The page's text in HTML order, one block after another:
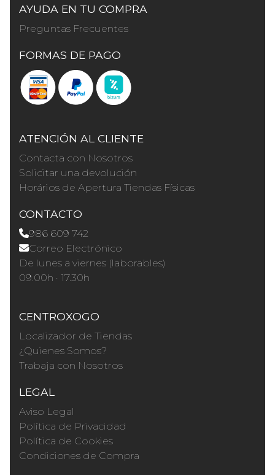
AYUDA EN TU COMPRA
Preguntas Frecuentes
FORMAS DE PAGO
ATENCIÓN AL CLIENTE
Contacta con Nosotros
Solicitar una devolución
Horários de Apertura Tiendas Físicas
CONTACTO
986 609 742
Correo Electrónico
De lunes a viernes (laborables)
09.00h · 17.30h
CENTROXOGO
Localizador de Tiendas
¿Quienes Somos?
Trabaja con Nosotros
LEGAL
Aviso Legal
Política de Privacidad
Política de Cookies
Condiciones de Compra